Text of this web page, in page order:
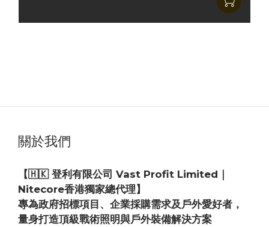
關於我們
【🇭🇰 登利有限公司 Vast Profit Limited｜
Nitecore香港獨家總代理】
專為政府招標項目、企業採購需求及戶外愛好者，
量身打造頂級戰術照明與戶外裝備解決方案